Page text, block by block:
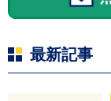
最新記事